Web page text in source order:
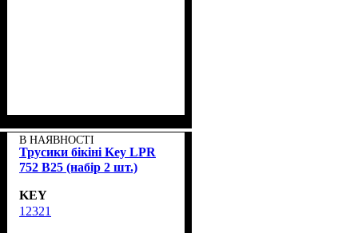
В НАЯВНОСТІ
Трусики бікіні Key LPR
752 B25 (набір 2 шт.)
KEY
12321